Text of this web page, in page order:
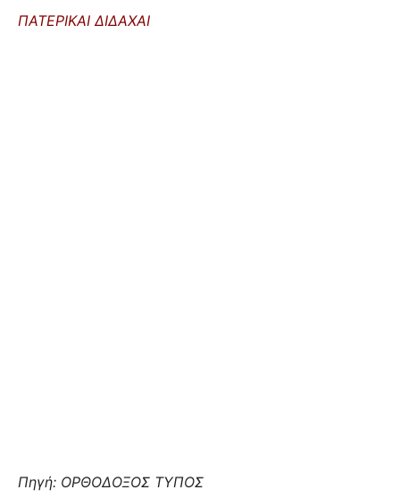
ΠΑΤΕΡΙΚΑΙ ΔΙΔΑΧΑΙ
Πηγή: ΟΡΘΟΔΟΞΟΣ ΤΥΠΟΣ